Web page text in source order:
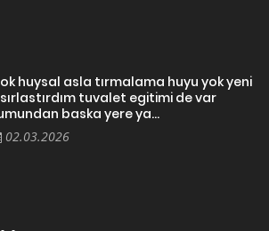
huysal asla tırmalama huyu yok yeni
tuvalet egitimi de var
baska yere ya...
02.03.2026